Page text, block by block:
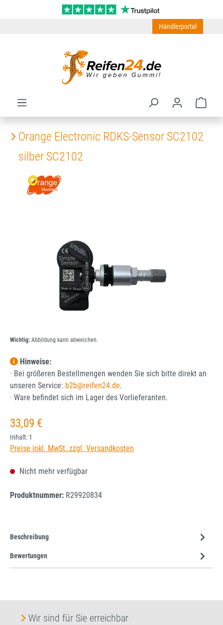
Zum Hauptinhalt springen
Händlerportal
Orange Electronic RDKS-Sensor SC2102
silber SC2102
Wichtig: Abbildung kann abweichen.
Hinweise:
· Bei größeren Bestellmengen wenden Sie sich bitte direkt an
unseren Service: b2b@reifen24.de.
· Ware befindet sich im Lager des Vorlieferanten.
Regulärer Preis:
33,09 €
Inhalt: 1
Preise inkl. MwSt. zzgl. Versandkosten
Nicht mehr verfügbar
Produktnummer: R29920834
Beschreibung
Bewertungen
Wir sind für Sie erreichbar